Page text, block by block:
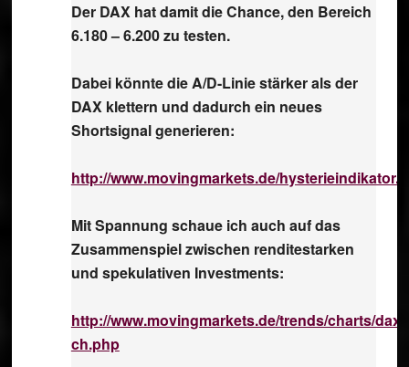
Der DAX hat damit die Chance, den Bereich
6.180 – 6.200 zu testen.
Dabei könnte die A/D-Linie stärker als der
DAX klettern und dadurch ein neues
Shortsignal generieren:
http://www.movingmarkets.de/
Mit Spannung schaue ich auch auf das
Zusammenspiel zwischen renditestarken
und spekulativen Investments:
http://www.movingmarkets.de/trends/charts/
ch.php